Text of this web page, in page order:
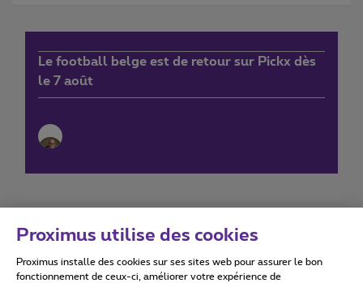
Le football belge est de retour sur Pickx dès
le 7 août
Conditions d'utilisation Accessibility statement
Proximus utilise des cookies
Proximus installe des cookies sur ses sites web pour assurer le bon
fonctionnement de ceux-ci, améliorer votre expérience de